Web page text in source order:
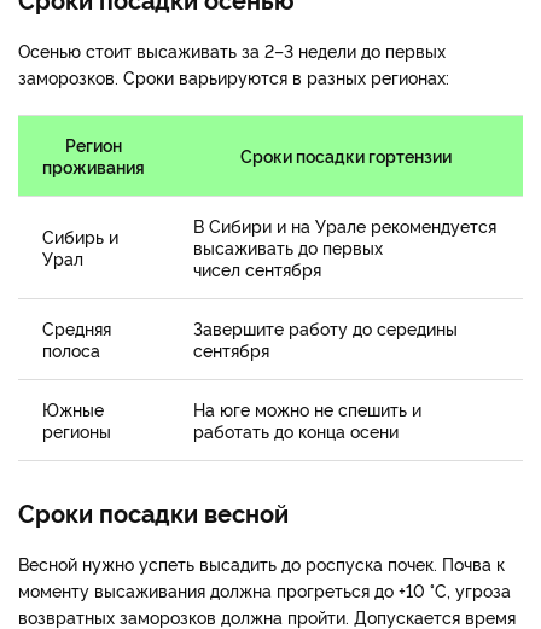
Осенью стоит высаживать за 2–3 недели до первых
заморозков. Сроки варьируются в разных регионах:
Регион
проживания
Сроки посадки гортензии
Сибирь и
Урал
В Сибири и на Урале рекомендуется
высаживать до первых
чисел сентября
Средняя
полоса
Завершите работу до середины
сентября
Южные
регионы
На юге можно не спешить и
работать до конца осени
Сроки посадки весной
Весной нужно успеть высадить до роспуска почек. Почва к
моменту высаживания должна прогреться до +10 °C, угроза
возвратных заморозков должна пройти. Допускается время